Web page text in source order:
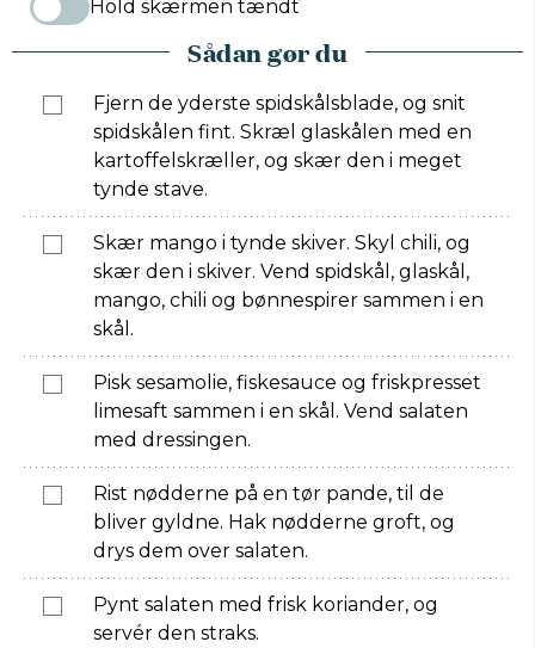
Hold skærmen tændt
Sådan gør du
Fjern de yderste spidskålsblade, og snit
spidskålen fint. Skræl glaskålen med en
kartoffelskræller, og skær den i meget
tynde stave.
Skær mango i tynde skiver. Skyl chili, og
skær den i skiver. Vend spidskål, glaskål,
mango, chili og bønnespirer sammen i en
skål.
Pisk sesamolie, fiskesauce og friskpresset
limesaft sammen i en skål. Vend salaten
med dressingen.
Rist nødderne på en tør pande, til de
bliver gyldne. Hak nødderne groft, og
drys dem over salaten.
Pynt salaten med frisk koriander, og
servér den straks.